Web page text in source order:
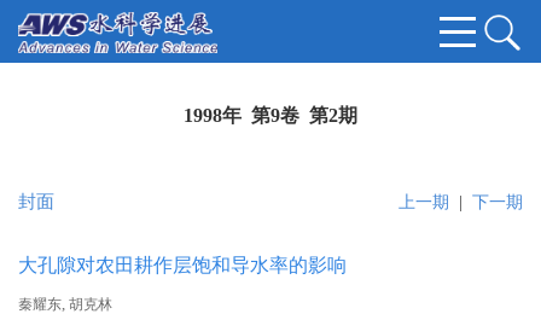
1998年 第9卷 第2期
上一期 下一期
封面
大孔隙对农田耕作层饱和导水率的影响
秦耀东, 胡克林